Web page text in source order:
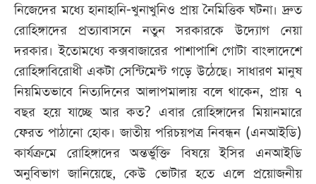
নিজেদের মধ্যে হানাহানি-খুনাখুনিও প্রায় নৈমিত্তিক ঘটনা। দ্রুত
রোহিঙ্গাদের প্রত্যাবাসনে নতুন সরকারকে উদ্যোগ নেয়া
দরকার। ইতোমধ্যে কক্সবাজারের পাশাপাশি গোটা বাংলাদেশে
রোহিঙ্গাবিরোধী একটা সেন্টিমেন্ট গড়ে উঠেছে। সাধারণ মানুষ
নিয়মিতভাবে নিত্যদিনের আলাপমালায় বলে থাকেন, প্রায় ৭
বছর হয়ে যাচ্ছে আর কত? এবার রোহিঙ্গাদের মিয়ানমারে
ফেরত পাঠানো হোক। জাতীয় পরিচয়পত্র নিবন্ধন (এনআইডি)
কার্যক্রমে রোহিঙ্গাদের অন্তর্ভুক্তি বিষয়ে ইসির এনআইডি
অনুবিভাগ জানিয়েছে, কেউ ভোটার হতে এলে প্রয়োজনীয়